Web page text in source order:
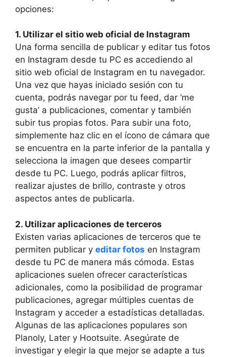
opciones:
1. Utilizar ⁣el sitio ⁢web oficial ⁢de Instagram
Una forma sencilla de publicar y editar tus fotos
⁣en Instagram desde tu PC es ‍accediendo al
sitio⁢ web‌ oficial ⁣de⁢ Instagram en tu navegador.
‌Una vez que hayas ⁤iniciado sesión con⁢ tu
cuenta, podrás ⁢navegar por tu​ feed, ‍dar ‘me
gusta’ a ‌publicaciones, comentar y ‍también
subir​ tus propias ‍fotos. Para⁢ subir una foto,
simplemente haz clic en el ícono de ⁤cámara​ que
se ​encuentra en la parte inferior de la pantalla y
selecciona la imagen​ que desees compartir
‌desde ‌tu PC. Luego, podrás aplicar filtros,⁢
realizar ajustes de brillo, contraste y otros
aspectos antes de publicarla.
2. Utilizar aplicaciones de terceros
Existen varias‍ aplicaciones de terceros⁢ que te
‌permiten publicar ⁣y editar fotos en​ Instagram
‌desde tu PC⁢ de manera más cómoda. ⁤Estas
aplicaciones suelen ofrecer ⁤características
adicionales, como la posibilidad ‌de ​programar
⁤publicaciones, agregar múltiples ⁢cuentas ⁣de
Instagram y acceder a ​estadísticas detalladas.
Algunas de ⁣las‍ aplicaciones populares son
Planoly, Later y‍ Hootsuite. Asegúrate de
investigar y elegir la que mejor se ‍adapte a tus